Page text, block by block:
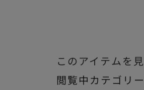
このアイテムを
閲覧中カテゴリ